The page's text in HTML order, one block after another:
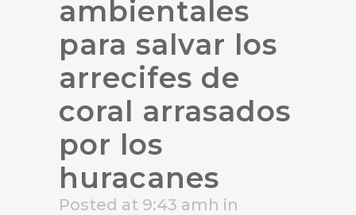
ambientales
para salvar los
arrecifes de
coral arrasados
por los
huracanes
Posted at 9:43 amh in